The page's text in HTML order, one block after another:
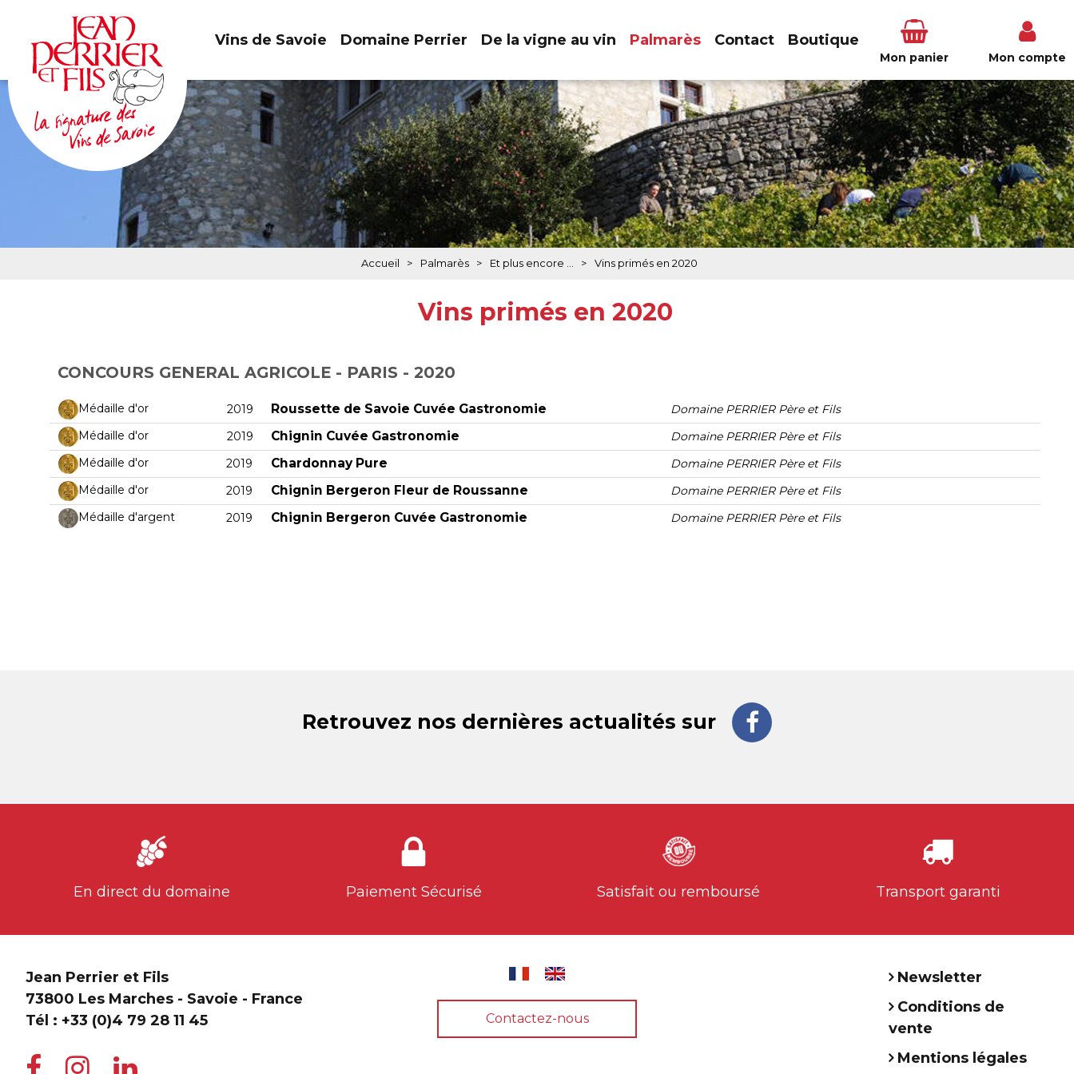
Vins de Savoie Domaine Perrier De la vigne au vin Palmarès Contact Boutique
Mon panier Mon compte
Accueil > Palmarès > Et plus encore ... > Vins primés en 2020
Vins primés en 2020
CONCOURS GENERAL AGRICOLE - PARIS - 2020
Médaille d'or 2019 Roussette de Savoie Cuvée Gastronomie
Domaine PERRIER Père et Fils
Médaille d'or
2019 Chignin Cuvée Gastronomie
Domaine PERRIER Père et Fils
Médaille d'or
2019 Chardonnay Pure
Domaine PERRIER Père et Fils
Médaille d'or
2019 Chignin Bergeron Fleur de Roussanne
Domaine PERRIER Père et Fils
Médaille d'argent
2019 Chignin Bergeron Cuvée Gastronomie Domaine PERRIER Père et Fils
Retrouvez nos dernières actualités sur
En direct du domaine Paiement Sécurisé Satisfait ou remboursé Transport garanti
Jean Perrier et Fils
73800 Les Marches - Savoie - France
Tél : +33 (0)4 79 28 11 45 Contactez-nous
Newsletter
Conditions de
vente
Mentions légales